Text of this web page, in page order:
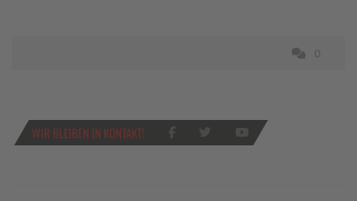
0
WIR BLEIBEN IN KONTAKT!